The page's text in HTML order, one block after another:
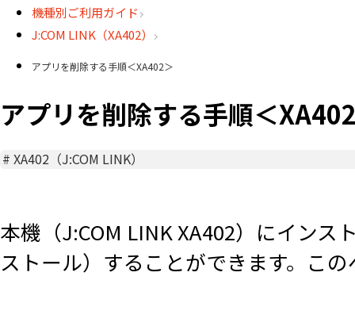
機種別ご利用ガイド
J:COM LINK（XA402）
アプリを削除する手順＜XA402＞
アプリを削除する手順＜
#XA402（J:COM LINK）
本機（J:COM LINK XA402）にイン
ストール）することができます。こ